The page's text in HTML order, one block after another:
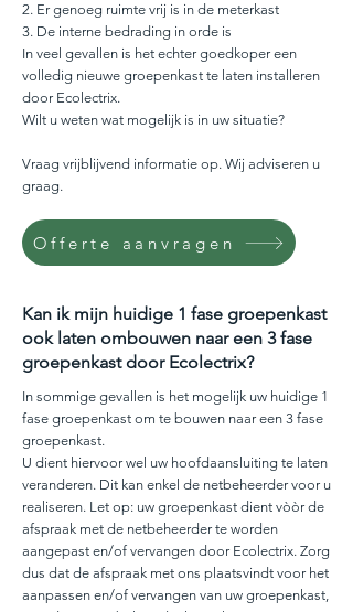
2. Er genoeg ruimte vrij is in de meterkast
3. De interne bedrading in orde is
In veel gevallen is het echter goedkoper een
volledig nieuwe groepenkast te laten installeren
door Ecolectrix.
Wilt u weten wat mogelijk is in uw situatie?
Vraag vrijblijvend informatie op. Wij adviseren u
graag.
Offerte aanvragen
Kan ik mijn huidige 1 fase groepenkast
ook laten ombouwen naar een 3 fase
groepenkast door Ecolectrix?
In sommige gevallen is het mogelijk uw huidige 1
fase groepenkast om te bouwen naar een 3 fase
groepenkast.
U dient hiervoor wel uw hoofdaansluiting te laten
veranderen. Dit kan enkel de netbeheerder voor u
realiseren. Let op: uw groepenkast dient vòòr de
afspraak met de netbeheerder te worden
aangepast en/of vervangen door Ecolectrix. Zorg
dus dat de afspraak met ons plaatsvindt voor het
aanpassen en/of vervangen van uw groepenkast,